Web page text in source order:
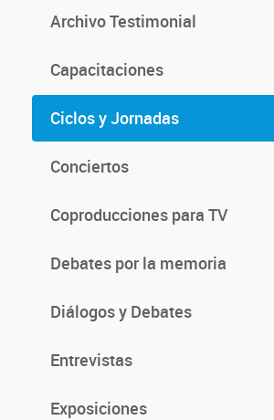
Archivo Testimonial
Capacitaciones
Ciclos y Jornadas
Conciertos
Coproducciones para TV
Debates por la memoria
Diálogos y Debates
Entrevistas
Exposiciones